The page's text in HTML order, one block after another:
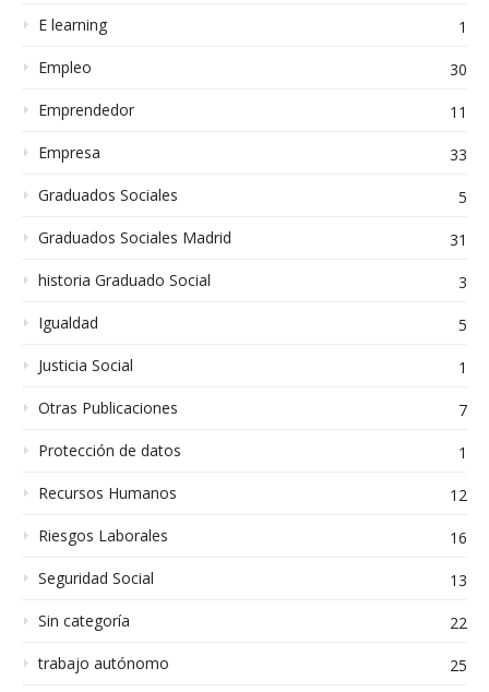
E learning
1
Empleo
30
Emprendedor
11
Empresa
33
Graduados Sociales
5
Graduados Sociales Madrid
31
historia Graduado Social
3
Igualdad
5
Justicia Social
1
Otras Publicaciones
7
Protección de datos
1
Recursos Humanos
12
Riesgos Laborales
16
Seguridad Social
13
Sin categoría
22
trabajo autónomo
25